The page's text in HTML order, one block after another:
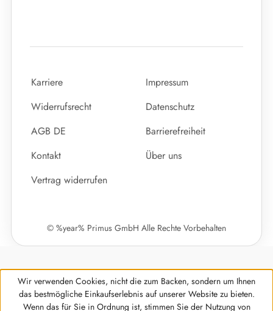
Karriere
Impressum
Widerrufsrecht
Datenschutz
AGB DE
Barrierefreiheit
Kontakt
Über uns
Vertrag widerrufen
© %year% Primus GmbH Alle Rechte Vorbehalten
Wir verwenden Cookies, nicht die zum Backen, sondern um Ihnen
das bestmögliche Einkaufserlebnis auf unserer Website zu bieten.
Wenn das für Sie in Ordnung ist, stimmen Sie der Nutzung von